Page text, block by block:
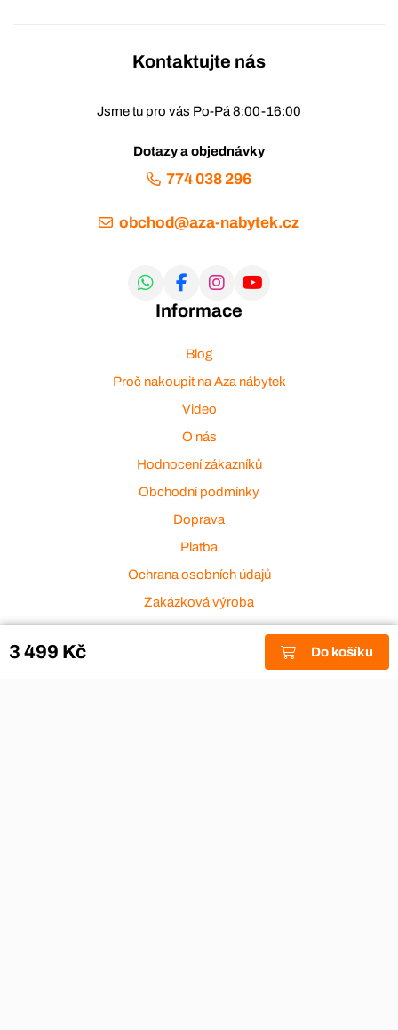
3 499 Kč Do košíku
Kontaktujte nás
Jsme tu pro vás Po-Pá 8:00-16:00
Dotazy a objednávky
774 038 296
obchod@aza-nabytek.cz
Informace
Blog
Proč nakoupit na Aza nábytek
Video
O nás
Hodnocení zákazníků
Obchodní podmínky
Doprava
Platba
Ochrana osobních údajů
Zakázková výroba
Zákaznický servis